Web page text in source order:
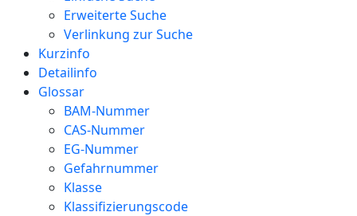
Erweiterte Suche
Verlinkung zur Suche
Kurzinfo
Detailinfo
Glossar
BAM-Nummer
CAS-Nummer
EG-Nummer
Gefahrnummer
Klasse
Klassifizierungscode